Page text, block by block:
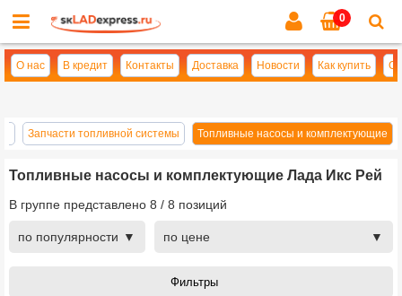
0
О нас В кредит Контакты Доставка Новости Как купить
Запчасти топливной системы Топливные насосы и комплектующие
Топливные насосы и комплектующие Лада Икс Рей
В группе представлено 8 / 8 позиций
по популярности по цене